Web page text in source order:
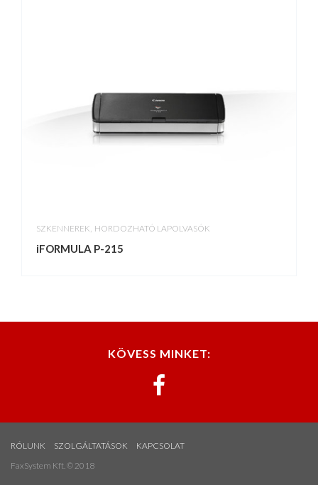
SZKENNEREK HORDOZHATÓ LAPOLVASÓK
iFORMULA P-215
KÖVESS MINKET:
RÓLUNK SZOLGÁLTATÁSOK
KAPCSOLAT
FaxSystem Kft. © 2018